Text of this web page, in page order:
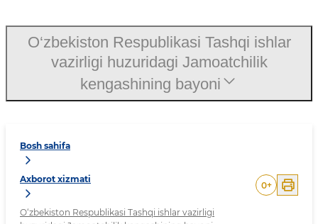
Bosh sahifa
Axborot xizmati
O‘zbekiston Respublikasi Tashqi ishlar vazirligi
0+
O‘zbekiston Respublikasi Tashqi ishlar
vazirligi huzuridagi Jamoatchilik
kengashining bayoni